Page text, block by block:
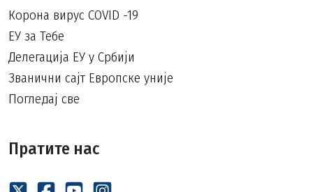
Корона вирус COVID -19
ЕУ за Тебе
Делегација ЕУ у Србији
Званични сајт Европске уније
Погледај све
Пратите нас